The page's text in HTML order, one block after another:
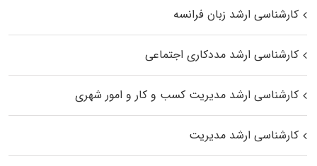
کارشناسی ارشد زبان فرانسه
کارشناسی ارشد مددکاری اجتماعی
کارشناسی ارشد مدیریت کسب و کار و امور شهری
کارشناسی ارشد مدیریت